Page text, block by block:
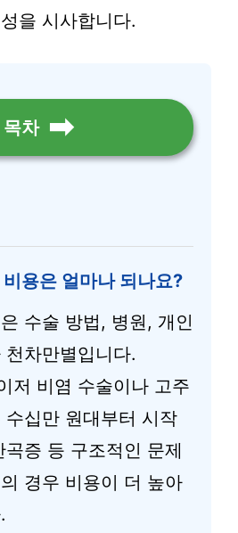
을 시사합니다.
목차
용은 얼마나 되나요?
수술 방법, 병원, 개인
차만별입니다.
저 비염 수술이나 고주
십만 원대부터 시작
증 등 구조적인 문제
경우 비용이 더 높아